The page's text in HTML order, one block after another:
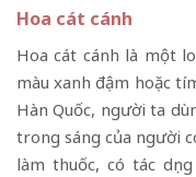
Hoa cát cánh
Hoa cát cánh là một
màu xanh đậm hoặc
Hàn Quốc, người ta
trong sáng của người
làm thuốc, có tác